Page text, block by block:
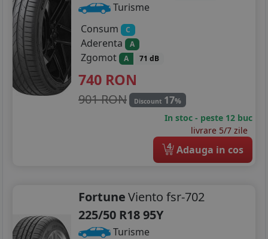
Turisme
Consum
C
Aderenta A
Zgomot A 71 dB
740 RON
901 RON Discount 17%
In stoc - peste 12 buc
livrare 5/7 zile
4 Adauga in cos
FortuneViento fsr-702
225/50 R18 95Y
Turisme